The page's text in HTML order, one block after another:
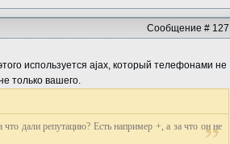
Сообщение # 127
используется ajax, который телефонами не
только вашего.
дали репутацию? Есть например +, а за что он не